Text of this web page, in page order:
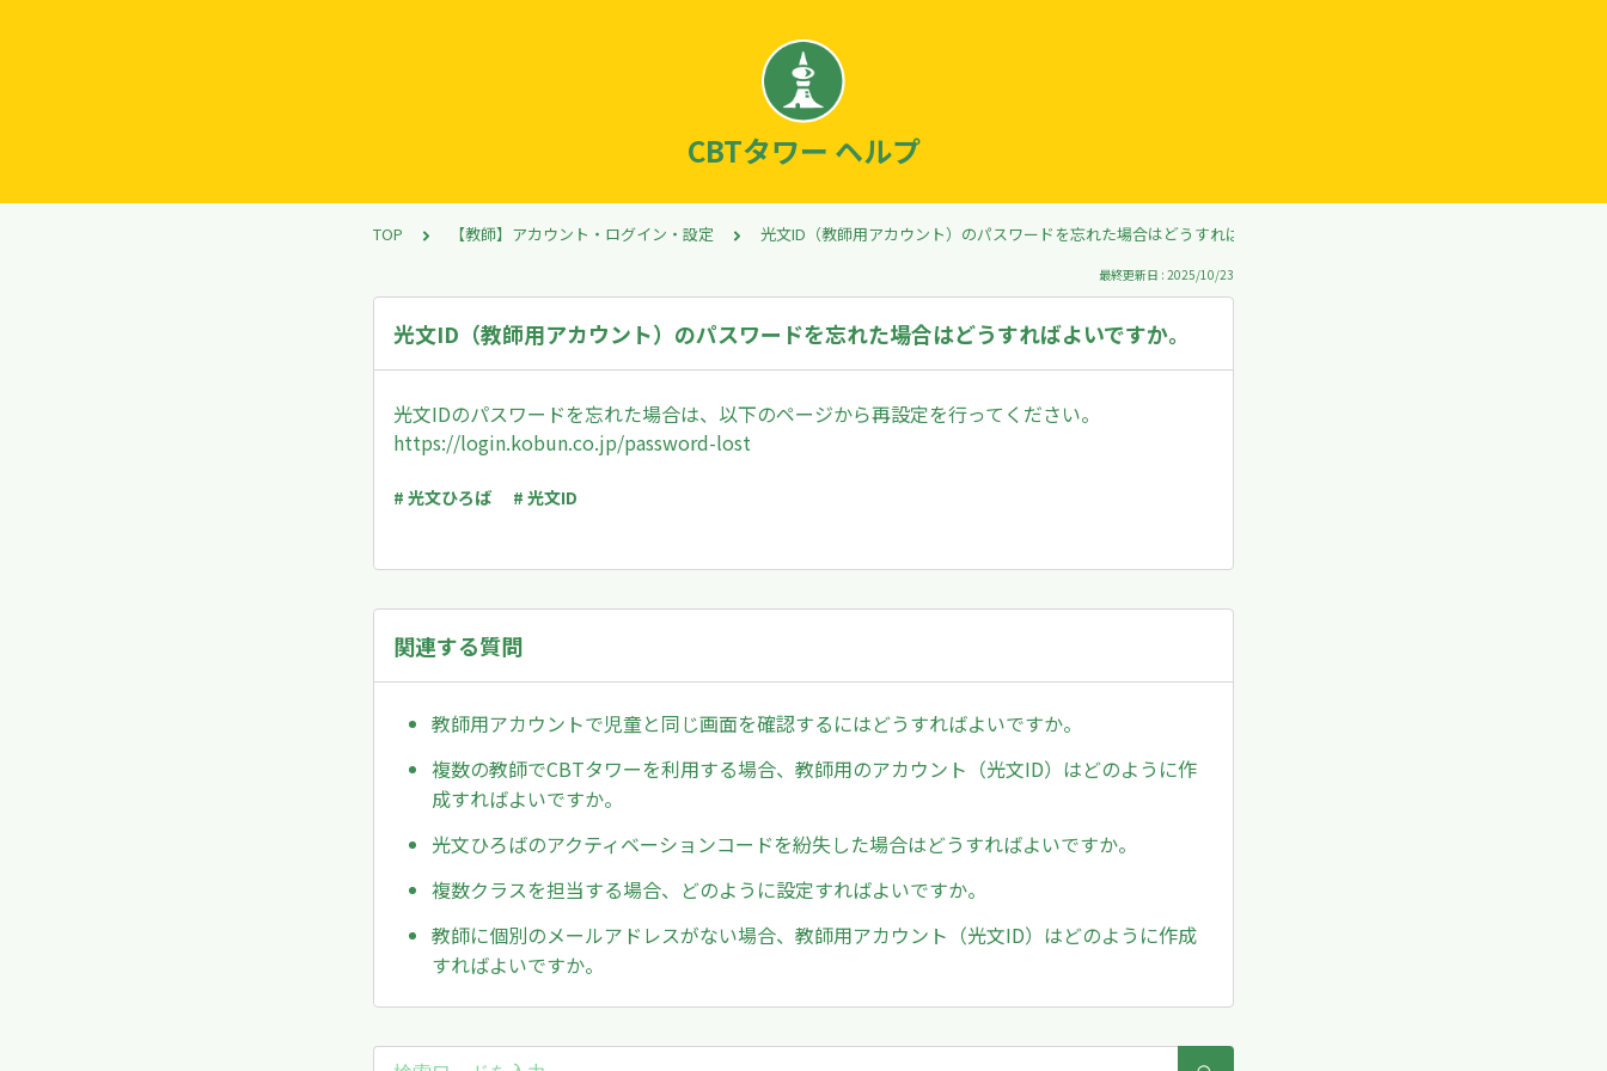
CBTタワー ヘルプ
TOP 【教師】アカウント・ログイン・設定 光文ID（教師用アカウント）のパスワードを忘れた場合はどうすればよいですか。
最終更新日 : 2025/10/23
光文ID（教師用アカウント）のパスワードを忘れた場合はどうすればよいですか。
光文IDのパスワードを忘れた場合は、以下のページから再設定を行ってください。
https://login.kobun.co.jp/password-lost
# 光文ひろば # 光文ID
関連する質問
教師用アカウントで児童と同じ画面を確認するにはどうすればよいですか。
複数の教師でCBTタワーを利用する場合、教師用のアカウント（光文ID）はどのように作
成すればよいですか。
光文ひろばのアクティベーションコードを紛失した場合はどうすればよいですか。
複数クラスを担当する場合、どのように設定すればよいですか。
教師に個別のメールアドレスがない場合、教師用アカウント（光文ID）はどのように作成
すればよいですか。